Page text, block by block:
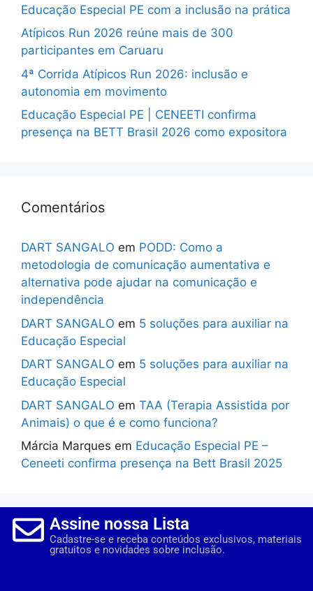
Educação Especial PE com a inclusão na prática
Atípicos Run 2026 reúne mais de 300
participantes em Caruaru
4ª Corrida Atípicos Run 2026: inclusão e
autonomia em movimento
Educação Especial PE | CENEETI confirma
presença na BETT Brasil 2026 como expositora
Comentários
DART SANGALO em PODD: Como a
metodologia de comunicação aumentativa e
alternativa pode ajudar na comunicação e
independência
DART SANGALO em 5 soluções para auxiliar na
Educação Especial
DART SANGALO em 5 soluções para auxiliar na
Educação Especial
DART SANGALO em TAA (Terapia Assistida por
Animais) o que é e como funciona?
Márcia Marques em Educação Especial PE –
Ceneeti confirma presença na Bett Brasil 2025
Assine nossa Lista
Cadastre-se e receba conteúdos exclusivos, materiais
gratuitos e novidades sobre inclusão.